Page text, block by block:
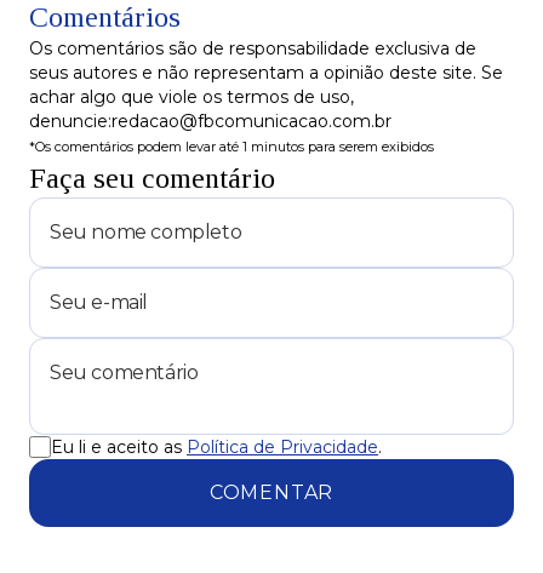
por porte ilegal de arma durante
operação do MP
Comentários
Os comentários são de responsabilidade exclusiva de
seus autores e não representam a opinião deste site. Se
achar algo que viole os termos de uso,
denuncie:redacao@fbcomunicacao.com.br
*Os comentários podem levar até 1 minutos para serem exibidos
Faça seu comentário
Eu li e aceito as Política de Privacidade.
COMENTAR